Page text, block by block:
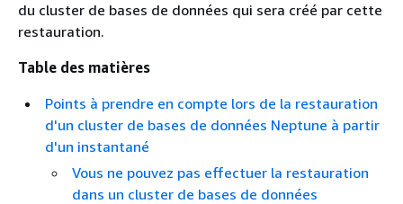
du cluster de bases de données qui sera créé par cette
restauration.
Table des matières
Points à prendre en compte lors de la restauration
d'un cluster de bases de données Neptune à partir
d'un instantané
Vous ne pouvez pas effectuer la restauration
dans un cluster de bases de données